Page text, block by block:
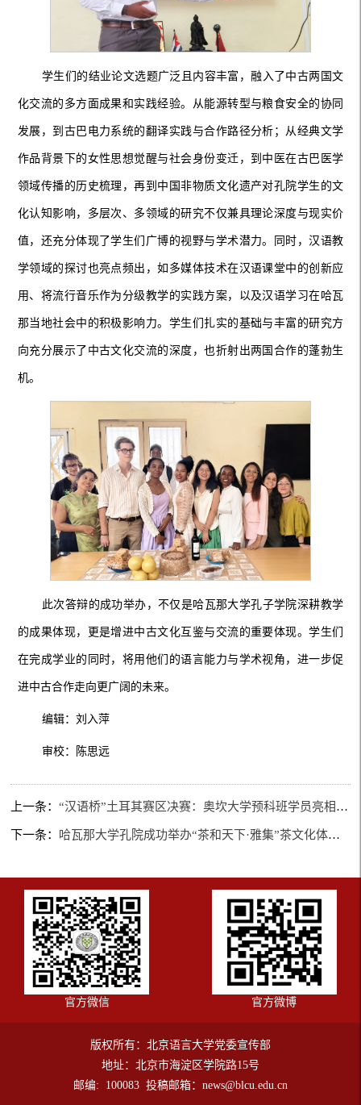
学生们的结业论文选题广泛且内容丰富，融入了中古两国文
化交流的多方面成果和实践经验。从能源转型与粮食安全的协同
发展，到古巴电力系统的翻译实践与合作路径分析；从经典文学
作品背景下的女性思想觉醒与社会身份变迁，到中医在古巴医学
领域传播的历史梳理，再到中国非物质文化遗产对孔院学生的文
化认知影响，多层次、多领域的研究不仅兼具理论深度与现实价
值，还充分体现了学生们广博的视野与学术潜力。同时，汉语教
学领域的探讨也亮点频出，如多媒体技术在汉语课堂中的创新应
用、将流行音乐作为分级教学的实践方案，以及汉语学习在哈瓦
那当地社会中的积极影响力。学生们扎实的基础与丰富的研究方
向充分展示了中古文化交流的深度，也折射出两国合作的蓬勃生
机。
此次答辩的成功举办，不仅是哈瓦那大学孔子学院深耕教学
的成果体现，更是增进中古文化互鉴与交流的重要体现。学生们
在完成学业的同时，将用他们的语言能力与学术视角，进一步促
进中古合作走向更广阔的未来。
编辑：刘入萍
审校：陈思远
上一条：“汉语桥”土耳其赛区决赛：奥坎大学预科班学员亮相决赛
下一条： 哈瓦那大学孔院成功举办“茶和天下·雅集”茶文化体验活动
官方微信 官方微博
版权所有：北京语言大学党委宣传部
地址：北京市海淀区学院路15号
邮编: 100083 投稿邮箱：news@blcu.edu.cn